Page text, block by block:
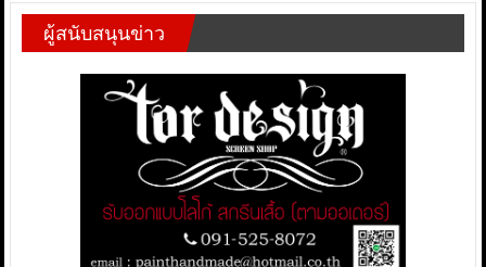
ผู้สนับสนุนข่าว